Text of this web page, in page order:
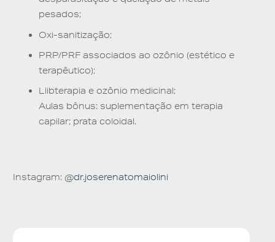
pesados;
Oxi-sanitização;
PRP/PRF associados ao ozônio (estético e
terapêutico);
Llibterapia e ozônio medicinal;
Aulas bônus: suplementação em terapia
capilar; prata coloidal.
Instagram: @dr.joserenatomaiolini